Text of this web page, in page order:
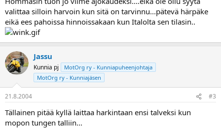
valittaa silloin harvoin kun sitä on tarvinnu...pätevä härpäke
eikä ees pahoissa hinnoissakaan kun Italolta sen tilasin..
Jassu
Kunnia pj
MotOrg ry - Kunniapuheenjohtaja
MotOrg ry - Kunniajäsen
21.8.2004 #3
Tällainen pitää kyllä laittaa harkintaan ensi talveksi kun
mopon tungen talliin...